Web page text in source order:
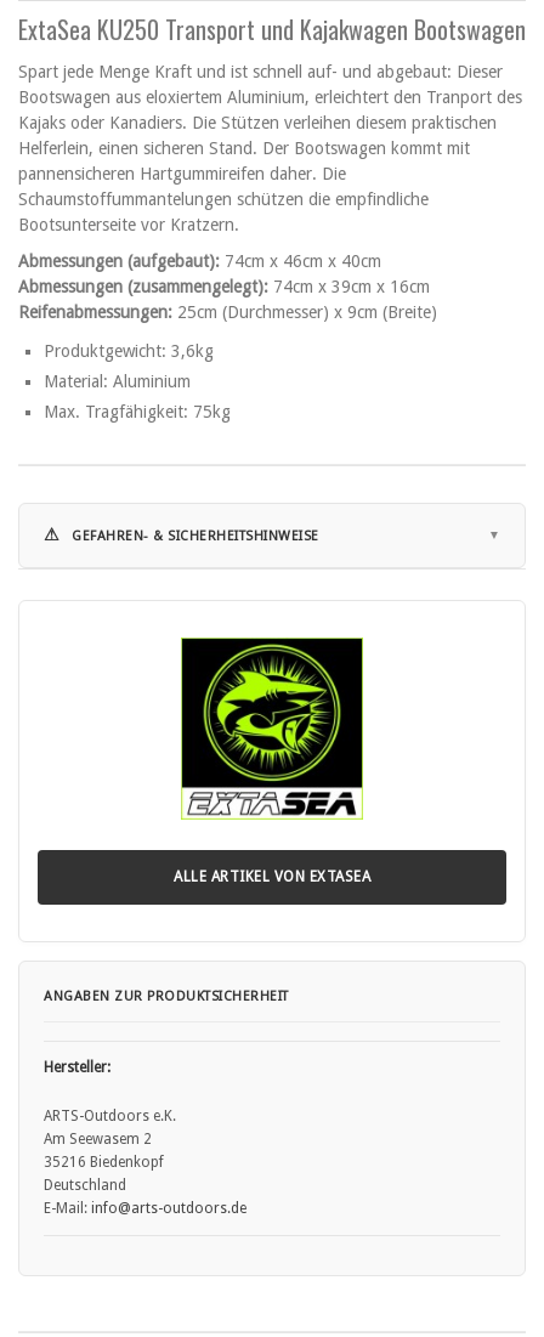
ExtaSea KU250 Transport und Kajakwagen Bootswagen
Spart jede Menge Kraft und ist schnell auf- und abgebaut: Dieser
Bootswagen aus eloxiertem Aluminium, erleichtert den Tranport des
Kajaks oder Kanadiers. Die Stützen verleihen diesem praktischen
Helferlein, einen sicheren Stand. Der Bootswagen kommt mit
pannensicheren Hartgummireifen daher. Die
Schaumstoffummantelungen schützen die empfindliche
Bootsunterseite vor Kratzern.
Abmessungen (aufgebaut): 74cm x 46cm x 40cm
Abmessungen (zusammengelegt): 74cm x 39cm x 16cm
Reifenabmessungen: 25cm (Durchmesser) x 9cm (Breite)
Produktgewicht: 3,6kg
Material: Aluminium
Max. Tragfähigkeit: 75kg
⚠ GEFAHREN- & SICHERHEITSHINWEISE
Hinweise zur Nutzung:
• Vor Gebrauch die mitgelieferte Bedienungs- und
Sicherheitshinweise des Herstellers sorgfältig lesen.
• Boot vor dem Transport sicher mit Gurten fixieren.
• Nur auf geeignetem, möglichst ebenem Untergrund verwenden.
• Nicht als Spielgerät oder Transportmittel für Personen verwenden.
• Auf mögliche Quetsch- und Einklemmpunkte an Rahmen und
• Produkt vor jeder Nutzung auf Beschädigungen oder lose Teile
prüfen.
• Kinder vom Produkt fernhalten – kein Spielzeug.
ALLE ARTIKEL VON EXTASEA
ANGABEN ZUR PRODUKTSICHERHEIT
Hersteller:
ARTS-Outdoors e.K.
Am Seewasem 2
35216 Biedenkopf
Deutschland
E-Mail: info@arts-outdoors.de